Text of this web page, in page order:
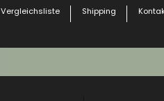
Vergleichsliste Shipping